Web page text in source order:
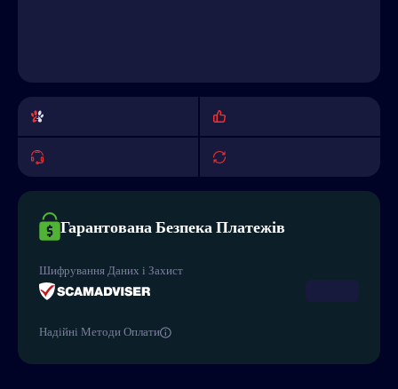
Гарантована Безпека Платежів
Шифрування Даних і Захист
Надійні Методи Оплати